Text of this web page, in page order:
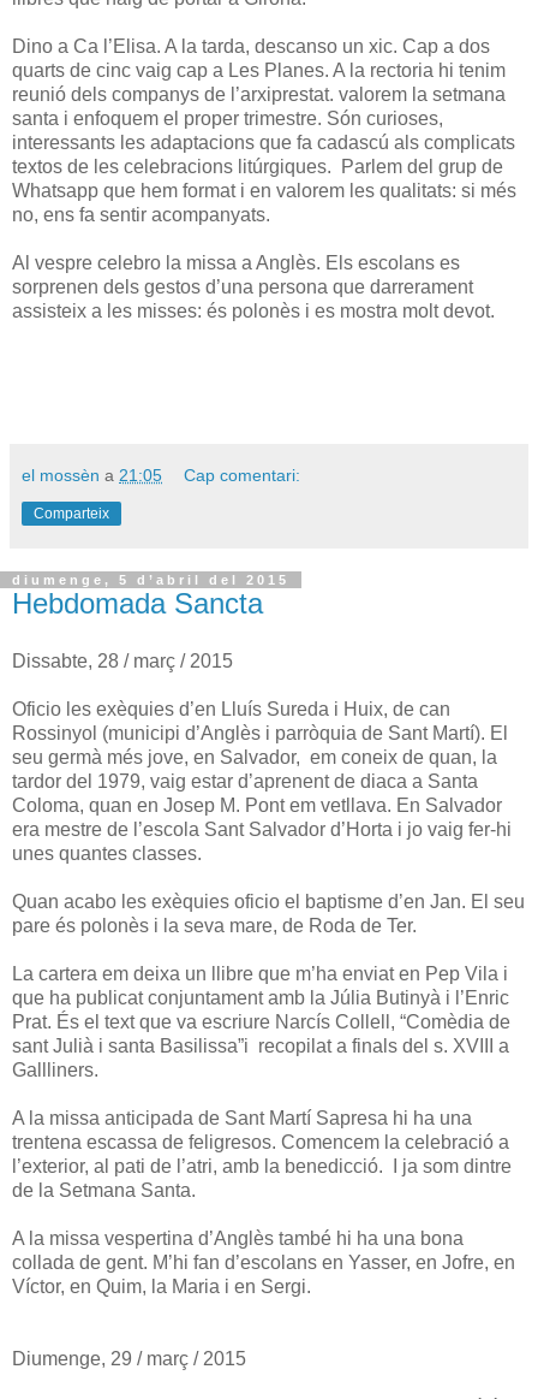
Dino a Ca l’Elisa. A la tarda, descanso un xic. Cap a dos
quarts de cinc vaig cap a Les Planes. A la rectoria hi tenim
reunió dels companys de l’arxiprestat. valorem la setmana
santa i enfoquem el proper trimestre. Són curioses,
interessants les adaptacions que fa cadascú als complicats
textos de les celebracions litúrgiques. Parlem del grup de
Whatsapp que hem format i en valorem les qualitats: si més
no, ens fa sentir acompanyats.
Al vespre celebro la missa a Anglès. Els escolans es
sorprenen dels gestos d’una persona que darrerament
assisteix a les misses: és polonès i es mostra molt devot.
el mossèn a 21:05 Cap comentari:
Comparteix
diumenge, 5 d’abril del 2015
Hebdomada Sancta
Dissabte, 28 / març / 2015
Oficio les exèquies d’en Lluís Sureda i Huix, de can
Rossinyol (municipi d’Anglès i parròquia de Sant Martí). El
seu germà més jove, en Salvador, em coneix de quan, la
tardor del 1979, vaig estar d’aprenent de diaca a Santa
Coloma, quan en Josep M. Pont em vetllava. En Salvador
era mestre de l’escola Sant Salvador d’Horta i jo vaig fer-hi
unes quantes classes.
Quan acabo les exèquies oficio el baptisme d’en Jan. El seu
pare és polonès i la seva mare, de Roda de Ter.
La cartera em deixa un llibre que m’ha enviat en Pep Vila i
que ha publicat conjuntament amb la Júlia Butinyà i l’Enric
Prat. És el text que va escriure Narcís Collell, “Comèdia de
sant Julià i santa Basilissa”i recopilat a finals del s. XVIII a
Gallliners.
A la missa anticipada de Sant Martí Sapresa hi ha una
trentena escassa de feligresos. Comencem la celebració a
l’exterior, al pati de l’atri, amb la benedicció. I ja som dintre
de la Setmana Santa.
A la missa vespertina d’Anglès també hi ha una bona
collada de gent. M’hi fan d’escolans en Yasser, en Jofre, en
Víctor, en Quim, la Maria i en Sergi.
Diumenge, 29 / març / 2015